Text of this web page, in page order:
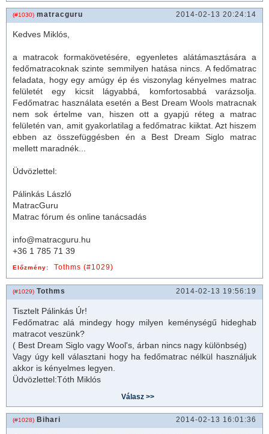
(#1030) matracguru 2014-02-13 20:24:14
Kedves Miklós,
a matracok formakövetésére, egyenletes alátámasztására a
fedőmatracoknak szinte semmilyen hatása nincs. A fedőmatrac
feladata, hogy egy amúgy ép és viszonylag kényelmes matrac
felületét egy kicsit lágyabbá, komfortosabbá varázsolja.
Fedőmatrac használata esetén a Best Dream Wools matracnak
nem sok értelme van, hiszen ott a gyapjú réteg a matrac
felületén van, amit gyakorlatilag a fedőmatrac kiiktat. Azt hiszem
ebben az összefüggésben én a Best Dream Siglo matrac
mellett maradnék...
Üdvözlettel:
Pálinkás László
MatracGuru
Matrac fórum és online tanácsadás
info@matracguru.hu
+36 1 785 71 39
Előzmény: Tothms (#1029)
(#1029) Tothms 2014-02-13 19:56:19
Tisztelt Pálinkás Úr!
Fedőmatrac alá mindegy hogy milyen keménységű hideghab
matracot veszünk?
( Best Dream Siglo vagy Wool's, árban nincs nagy különbség)
Vagy úgy kell választani hogy ha fedőmatracnélkül használjuk
akkor is kényelmes legyen.
Üdvözlettel:Tóth Miklós
(#1028) Bihari 2014-02-13 16:01:36